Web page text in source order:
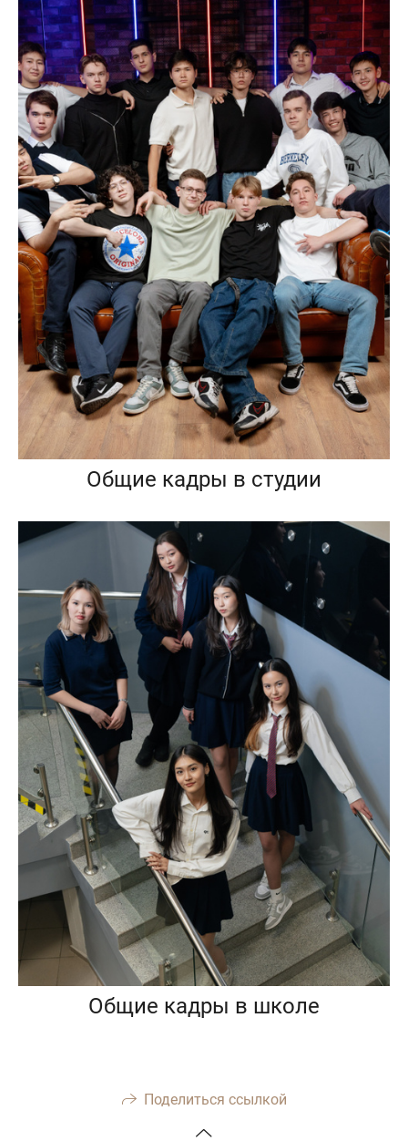
Общие кадры в студии
Общие кадры в школе
Поделиться ссылкой